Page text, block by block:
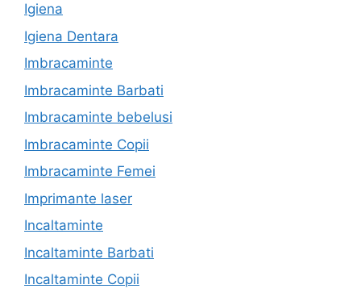
Igiena
Igiena Dentara
Imbracaminte
Imbracaminte Barbati
Imbracaminte bebelusi
Imbracaminte Copii
Imbracaminte Femei
Imprimante laser
Incaltaminte
Incaltaminte Barbati
Incaltaminte Copii